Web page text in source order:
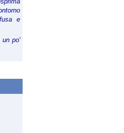
e
un po'